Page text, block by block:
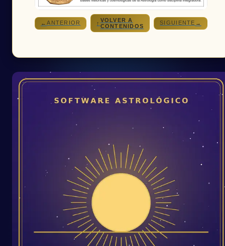
←ANTERIOR ↑VOLVER A
CONTENIDOS
SIGUIENTE →